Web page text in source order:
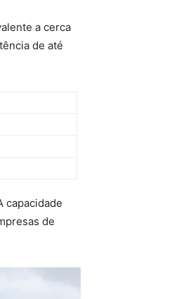
a cerca
de até
capacidade
de